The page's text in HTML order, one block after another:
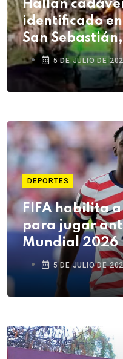
Hallan
identificado
San
5 DE JULIO DE
DEPORTES
FIFA habilita
para jugar
Mundial 2026
5 DE JULIO DE